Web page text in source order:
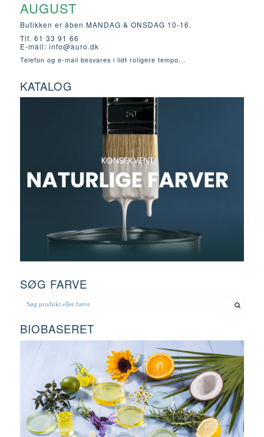
AUGUST
Butikken er åben MANDAG & ONSDAG 10-16.
Tlf. 61 33 91 66
E-mail: info@auro.dk
Telefon og e-mail besvares i lidt roligere tempo...
KATALOG
SØG FARVE
BIOBASERET